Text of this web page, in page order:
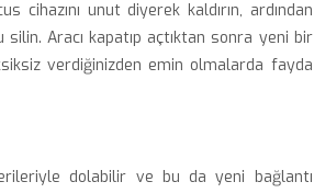
cihazını unut diyerek kaldırın, ardından
Aracı kapatıp açtıktan sonra yeni bir
verdiğinizden emin olmalarda fayda
dolabilir ve bu da yeni bağlantı